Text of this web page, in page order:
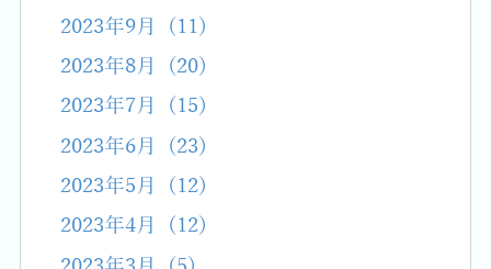
2023年9月 (11)
2023年8月 (20)
2023年7月 (15)
2023年6月 (23)
2023年5月 (12)
2023年4月 (12)